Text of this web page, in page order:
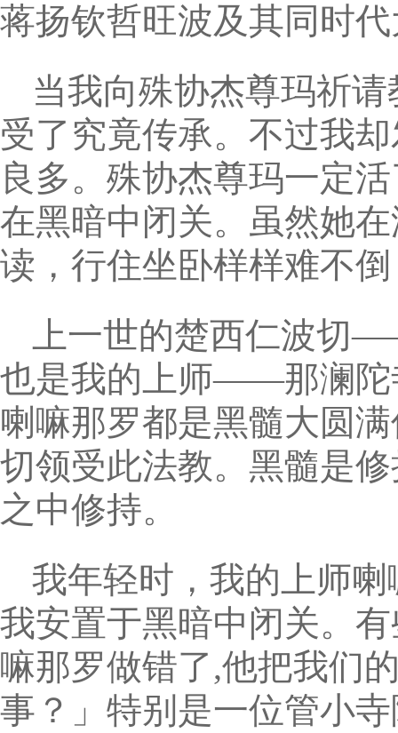
蒋扬钦哲旺波及其同时
当我向殊协杰尊玛祈
受了究竟传承。不过我
良多。殊协杰尊玛一定
在黑暗中闭关。虽然她
读，行住坐卧样样难不
上一世的楚西仁波切
也是我的上师——那澜陀
喇嘛那罗都是黑髓大圆
切领受此法教。黑髓是
之中修持。
我年轻时，我的上师
我安置于黑暗中闭关。
嘛那罗做错了,他把我们
事？」特别是一位管小